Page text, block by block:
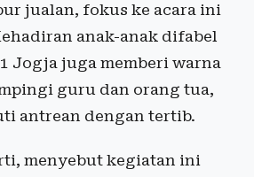
jualan, fokus ke acara ini
anak-anak difabel
Jogja juga memberi warna
guru dan orang tua,
antrean dengan tertib.
menyebut kegiatan ini